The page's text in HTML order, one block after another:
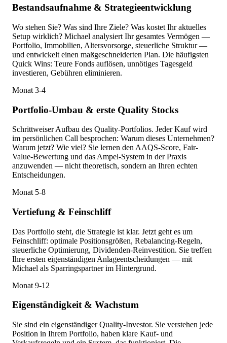
Bestandsaufnahme & Strategieentwicklung
Wo stehen Sie? Was sind Ihre Ziele? Was kostet Ihr aktuelles
Setup wirklich? Michael analysiert Ihr gesamtes Vermögen —
Portfolio, Immobilien, Altersvorsorge, steuerliche Struktur —
und entwickelt einen maßgeschneiderten Plan. Die häufigsten
Quick Wins: Teure Fonds auflösen, unnötiges Tagesgeld
investieren, Gebühren eliminieren.
Monat 3-4
Portfolio-Umbau & erste Quality Stocks
Schrittweiser Aufbau des Quality-Portfolios. Jeder Kauf wird
im persönlichen Call besprochen: Warum dieses Unternehmen?
Warum jetzt? Wie viel? Sie lernen den AAQS-Score, Fair-
Value-Bewertung und das Ampel-System in der Praxis
anzuwenden — nicht theoretisch, sondern an Ihren echten
Entscheidungen.
Monat 5-8
Vertiefung & Feinschliff
Das Portfolio steht, die Strategie ist klar. Jetzt geht es um
Feinschliff: optimale Positionsgrößen, Rebalancing-Regeln,
steuerliche Optimierung, Dividenden-Reinvestition. Sie treffen
Ihre ersten eigenständigen Anlageentscheidungen — mit
Michael als Sparringspartner im Hintergrund.
Monat 9-12
Eigenständigkeit & Wachstum
Sie sind ein eigenständiger Quality-Investor. Sie verstehen jede
Position in Ihrem Portfolio, haben klare Kauf- und